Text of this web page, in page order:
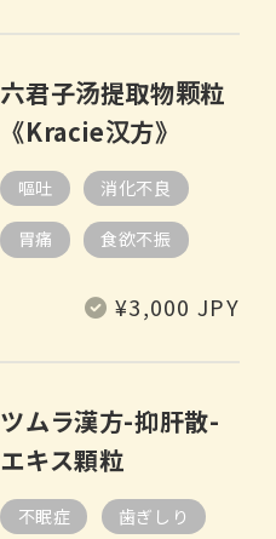
六君子汤提取物颗粒
《Kracie汉方》
嘔吐 消化不良
胃痛 食欲不振
常 ¥3,000 JPY
ツムラ漢方-抑肝散-
エキス顆粒
不眠症 歯ぎしり